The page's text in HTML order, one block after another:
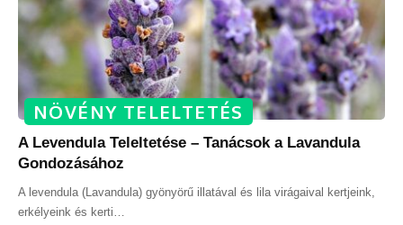
NÖVÉNY TELELTETÉS
A Levendula Teleltetése – Tanácsok a Lavandula
Gondozásához
A levendula (Lavandula) gyönyörű illatával és lila virágaival kertjeink,
erkélyeink és kerti…